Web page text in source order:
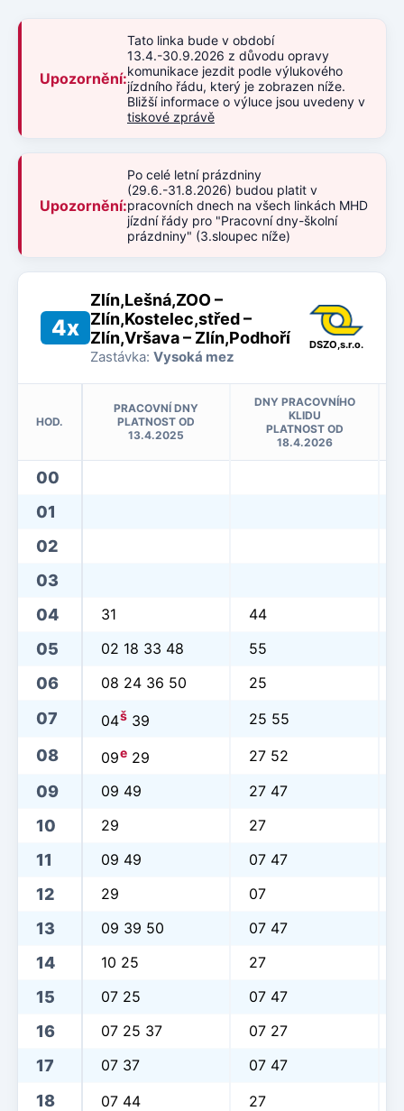
Upozornění:
Tato linka bude v období
13.4.-30.9.2026 z důvodu opravy
komunikace jezdit podle výlukového
jízdního řádu, který je zobrazen níže.
Bližší informace o výluce jsou uvedeny v
tiskové zprávě
Upozornění:
Po celé letní prázdniny
(29.6.-31.8.2026) budou platit v
pracovních dnech na všech linkách MHD
jízdní řády pro "Pracovní dny-školní
prázdniny" (3.sloupec níže)
4x
Zlín,Lešná,ZOO –
Zlín,Kostelec,střed –
Zlín,Vršava – Zlín,Podhoří
Zastávka: Vysoká mez
DSZO,s.r.o.
HOD.
PRACOVNÍ DNY
PLATNOST OD
13.4.2025
DNY PRACOVNÍHO
KLIDU
PLATNOST OD
18.4.2026
00
01
02
03
04
31 44
05 02 18 33 48 55
06 08 24 36 50 25
07 04š 39 25 55
08 09e 29 27 52
09 09 49 27 47
10 29 27
11 09 49 07 47
12 29 07
13 09 39 50 07 47
14 10 25 27
15 07 25 07 47
16 07 25 37 07 27
17 07 37 07 47
18 07 44 27